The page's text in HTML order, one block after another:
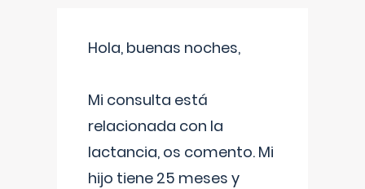
Hola, buenas noches,
Mi consulta está
relacionada con la
lactancia, os comento. Mi
hijo tiene 25 meses y